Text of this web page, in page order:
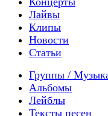
Лайвы
Клипы
Новости
Статьи
Группы /
Альбомы
Лейблы
Тексты песен